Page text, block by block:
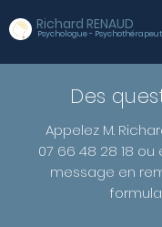
Richard RENAUD
Psychologue -
Des
Appelez M.
07 66 48 28 18 ou
message en